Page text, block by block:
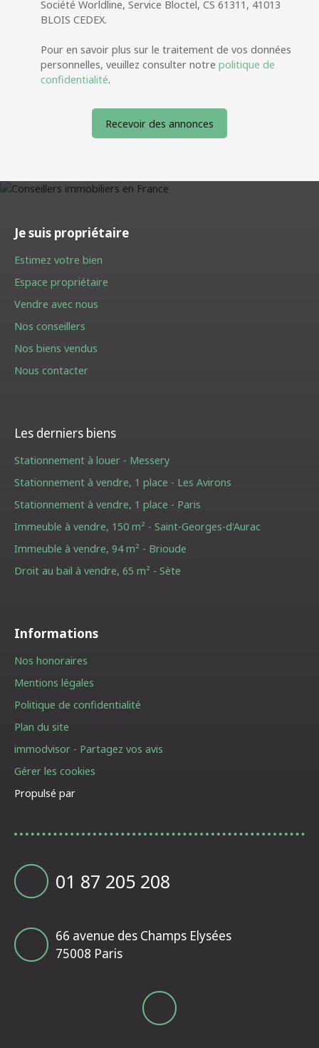
Société Worldline, Service Bloctel, CS 61311, 41013
BLOIS CEDEX.
Pour en savoir plus sur le traitement de vos données
personnelles, veuillez consulter notre politique de
confidentialité.
Recevoir des annonces
Je suis propriétaire
Estimez votre bien
Espace propriétaire
Vendre avec nous
Nos conseillers
Nos biens vendus
Nous contacter
Les derniers biens
Stationnement à louer - Messery
Stationnement à vendre, 1 place - Les Avirons
Stationnement à vendre, 1 place - Paris
Immeuble à vendre, 150 m² - Saint-Georges-d'Aurac
Immeuble à vendre, 94 m² - Brioude
Droit au bail à vendre, 65 m² - Sète
Informations
Nos honoraires
Mentions légales
Politique de confidentialité
Plan du site
immodvisor - Partagez vos avis
Gérer les cookies
Propulsé par
01 87 205 208
66 avenue des Champs Elysées
75008 Paris